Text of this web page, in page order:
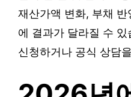
재산가액 변화, 부채
에 결과가 달라질 수
신청하거나 공식 상담